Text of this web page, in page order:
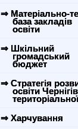
⇒ Матеріально-
база закладів
освіти
⇒ Шкільний
громадський
бюджет
⇒ Стратегія
освіти
⇒ Харчування